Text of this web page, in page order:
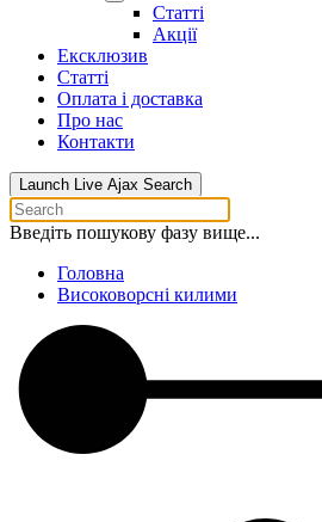
Статті
Акції
Ексклюзив
Статті
Оплата і доставка
Про нас
Контакти
Launch Live Ajax Search
Введіть пошукову фазу вище...
Головна
Високоворсні килими